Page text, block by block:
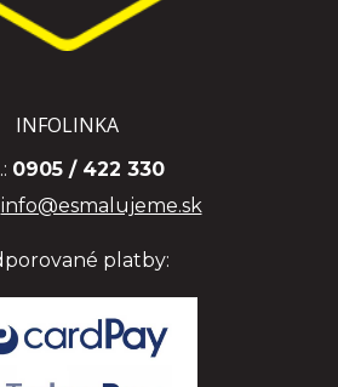
INFOLINKA
0905 / 422 330
info@esmalujeme.sk
platby: